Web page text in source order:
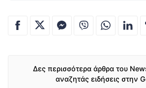
Δες περισσότερα άρθρα του
αναζητάς ειδήσεις στην